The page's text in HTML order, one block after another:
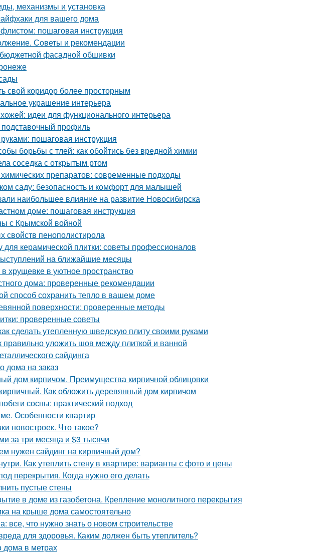
механизмы и установка
для вашего дома
пошаговая инструкция
Советы и рекомендации
фасадной обшивки
свой коридор более просторным
украшение интерьера
идеи для функционального интерьера
подставочный профиль
пошаговая инструкция
борьбы с тлей: как обойтись без вредной химии
соседка с открытым ртом
препаратов: современные подходы
саду: безопасность и комфорт для малышей
наибольшее влияние на развитие Новосибирска
доме: пошаговая инструкция
с Крымской войной
свойств пенополистирола
для керамической плитки: советы профессионалов
на ближайшие месяцы
хрущевке в уютное пространство
дома: проверенные рекомендации
способ сохранить тепло в вашем доме
поверхности: проверенные методы
проверенные советы
сделать утепленную шведскую плиту своими руками
правильно уложить шов между плиткой и ванной
сайдинга
дома на заказ
дом кирпичом. Преимущества кирпичной облицовки
Как обложить деревянный дом кирпичом
сосны: практический подход
Особенности квартир
новостроек. Что такое?
за три месяца и $3 тысячи
нужен сайдинг на кирпичный дом?
Как утеплить стену в квартире: варианты с фото и цены
перекрытия. Когда нужно его делать
пустые стены
в доме из газобетона. Крепление монолитного перекрытия
на крыше дома самостоятельно
все, что нужно знать о новом строительстве
для здоровья. Каким должен быть утеплитель?
дома в метрах